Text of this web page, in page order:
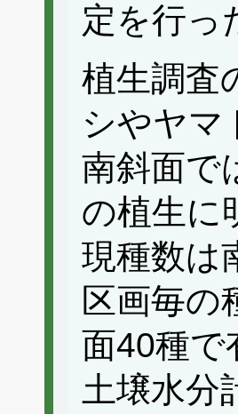
定を行っ
植生調査
シやヤマ
南斜面で
の植生に
現種数は
区画毎の
面40種で
土壌水分